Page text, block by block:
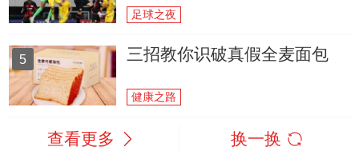
足球之夜
5 三招教你识破真假全麦面包
健康之路
查看更多 换一换